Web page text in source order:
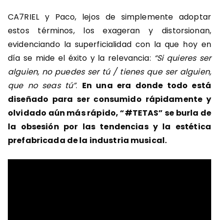
CA7RIEL y Paco, lejos de simplemente adoptar
estos términos, los exageran y distorsionan,
evidenciando la superficialidad con la que hoy en
día se mide el éxito y la relevancia: “Si quieres ser
alguien, no puedes ser tú / tienes que ser alguien,
que no seas tú”. En una era donde todo está
diseñado para ser consumido rápidamente y
olvidado aún más rápido, “#TETAS” se burla de
la obsesión por las tendencias y la estética
prefabricada de la industria musical.